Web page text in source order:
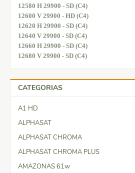
12580 H 29900 - SD (C4)
12600 V 29900 - HD (C4)
12620 H 29900 - SD (C4)
12640 V 29900 - SD (C4)
12660 H 29900 - SD (C4)
12680 V 29900 - SD (C4)
CATEGORIAS
A1 HD
ALPHASAT
ALPHASAT CHROMA
ALPHASAT CHROMA PLUS
AMAZONAS 61w